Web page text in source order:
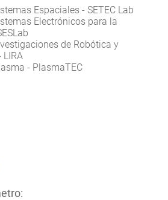
Espaciales - SETEC Lab
Electrónicos para la
de Robótica y
- PlasmaTEC